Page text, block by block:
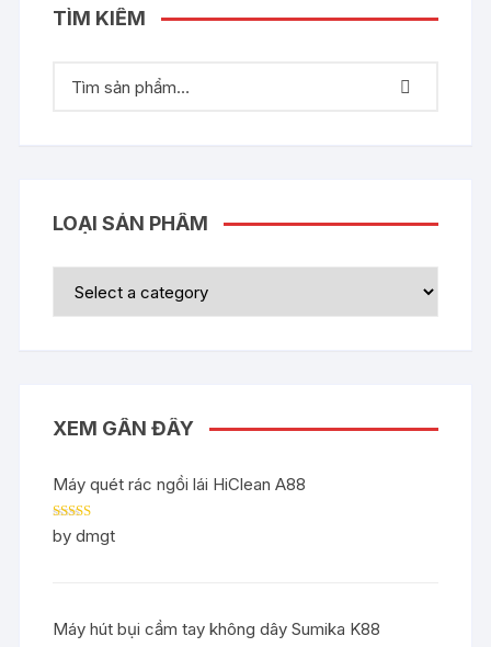
TÌM KIẾM
LOẠI SẢN PHẨM
XEM GẦN ĐÂY
Máy quét rác ngồi lái HiClean A88
Rated5out
of 5
by dmgt
Máy hút bụi cầm tay không dây Sumika K88